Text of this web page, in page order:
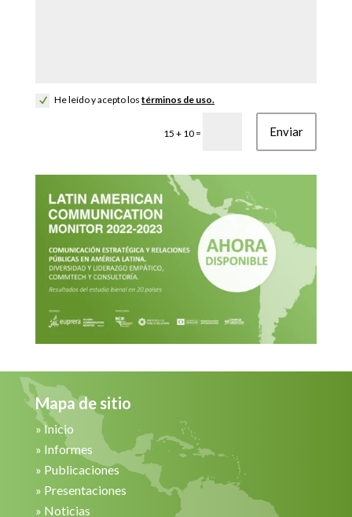
He leído y acepto lostérminos de uso.
15 + 10 = Enviar
Mapa de sitio
»Inicio
» Informes
» Publicaciones
» Presentaciones
» Noticias